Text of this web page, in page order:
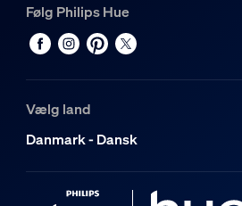
Følg Philips Hue
Vælg land
Danmark - Dansk